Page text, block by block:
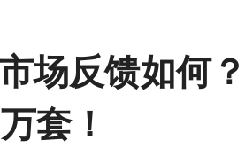
场反馈如何
套！